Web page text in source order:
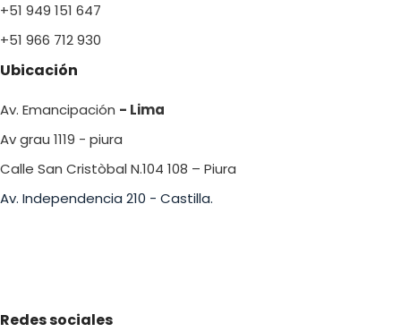
+51 949 151 647
+51 966 712 930
Ubicación
Av. Emancipación - Lima
Av grau 1119 - piura
Calle San Cristòbal N.104 108 – Piura
Av. Independencia 210 - Castilla.
Redes sociales